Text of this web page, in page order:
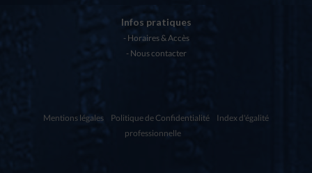
Infos pratiques
Horaires & Accès
Nous contacter
Mentions légales Politique de Confidentialité
Index d'égalité
professionnelle